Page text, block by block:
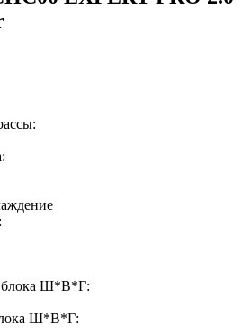
блока Ш*В*Г:
Ш*В*Г: